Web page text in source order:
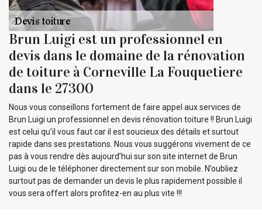
Brun Luigi est un professionnel en
devis dans le domaine de la rénovation
de toiture à Corneville La Fouquetiere
dans le 27300
Nous vous conseillons fortement de faire appel aux services de
Brun Luigi un professionnel en devis rénovation toiture !! Brun Luigi
est celui qu’il vous faut car il est soucieux des détails et surtout
rapide dans ses prestations. Nous vous suggérons vivement de ce
pas à vous rendre dès aujourd’hui sur son site internet de Brun
Luigi ou de le téléphoner directement sur son mobile. N’oubliez
surtout pas de demander un devis le plus rapidement possible il
vous sera offert alors profitez-en au plus vite !!!